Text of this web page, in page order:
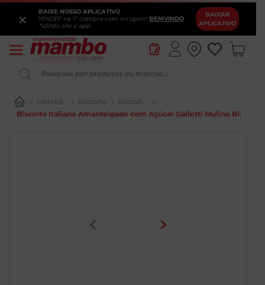
BAIXE NOSSO APLICATIVO
10%OFF na 1ª compra com o cupom BEMVINDO
*Válido site e app
BAIXAR
APLICATIVO
×
Pesquise por produtos ou marcas...
Mercearia Biscoito
Biscoito Doce
Biscoito Italiano Amanteigado com Açúcar Galletti Mulino Bianco
Iogurte